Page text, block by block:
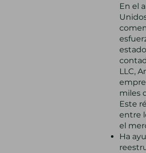
En el
LLC,
miles
Este
entre
el
Ha